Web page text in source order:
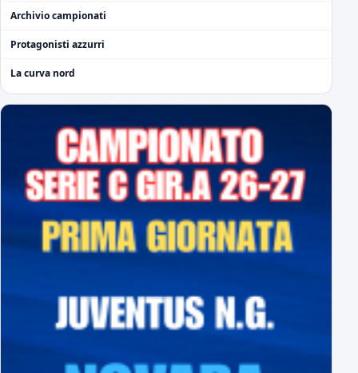
Archivio campionati
Protagonisti azzurri
La curva nord